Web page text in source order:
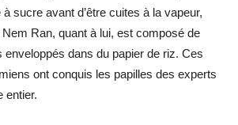
sucre avant d’être cuites à la vapeur,
Ran, quant à lui, est composé de
enveloppés dans du papier de riz. Ces
ont conquis les papilles des experts
entier.